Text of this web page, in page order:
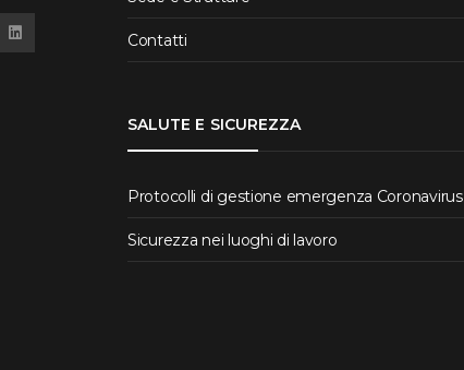
Contatti
SALUTE E SICUREZZA
Protocolli di gestione emergenza Coronavirus
Sicurezza nei luoghi di lavoro